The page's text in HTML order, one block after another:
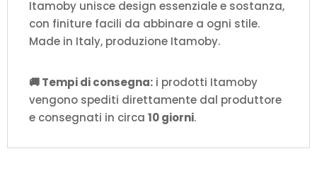
Itamoby unisce design essenziale e sostanza,
con finiture facili da abbinare a ogni stile.
Made in Italy, produzione Itamoby.
🚚 Tempi di consegna: i prodotti Itamoby
vengono spediti direttamente dal produttore
e consegnati in circa 10 giorni.